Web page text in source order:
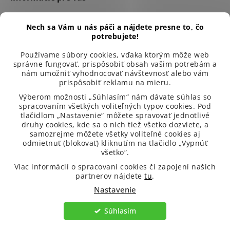
Nech sa Vám u nás páči a nájdete presne to, čo
potrebujete!
Používame súbory cookies, vďaka ktorým môže web
správne fungovať, prispôsobiť obsah vašim potrebám a
nám umožniť vyhodnocovať návštevnosť alebo vám
prispôsobiť reklamu na mieru.
Výberom možnosti „Súhlasím“ nám dávate súhlas so
spracovaním všetkých voliteľných typov cookies. Pod
tlačidlom „Nastavenie“ môžete spravovať jednotlivé
druhy cookies, kde sa o nich tiež všetko dozviete, a
samozrejme môžete všetky voliteľné cookies aj
odmietnuť (blokovať) kliknutím na tlačidlo „Vypnúť
všetko“.
Viac informácií o spracovaní cookies či zapojení našich
partnerov nájdetetu.
Nastavenie
Súhlasím
Dôležité informácie
99 % spokojených zákazníků